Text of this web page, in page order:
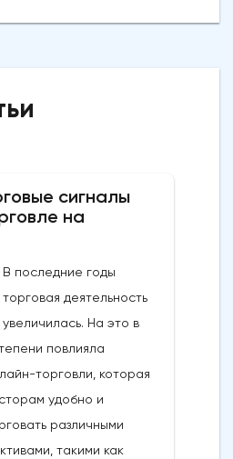
сигналы
на
В последние годы
торговая деятельность
увеличилась. На это в
повлияла
торговли, которая
удобно и
различными
такими как